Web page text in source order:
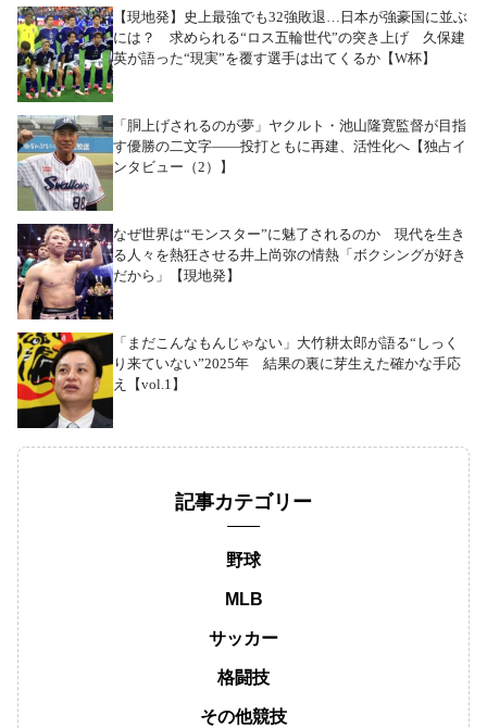
【現地発】史上最強でも32強敗退…日本が強豪国に並ぶ
には？ 求められる“ロス五輪世代”の突き上げ 久保建
英が語った“現実”を覆す選手は出てくるか【W杯】
「胴上げされるのが夢」ヤクルト・池山隆寛監督が目指
す優勝の二文字――投打ともに再建、活性化へ【独占イ
ンタビュー（2）】
なぜ世界は“モンスター”に魅了されるのか 現代を生き
る人々を熱狂させる井上尚弥の情熱「ボクシングが好き
だから」【現地発】
「まだこんなもんじゃない」大竹耕太郎が語る“しっく
り来ていない”2025年 結果の裏に芽生えた確かな手応
え【vol.1】
記事カテゴリー
野球
MLB
サッカー
格闘技
その他競技